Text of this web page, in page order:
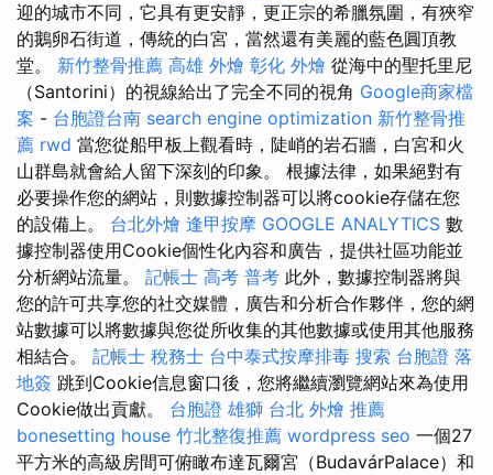
迎的城市不同，它具有更安靜，更正宗的希臘氛圍，有狹窄
的鵝卵石街道，傳統的白宮，當然還有美麗的藍色圓頂教
堂。 新竹整骨推薦 高雄 外燴 彰化 外燴 從海中的聖托里尼
（Santorini）的視線給出了完全不同的視角 Google商家檔
案 - 台胞證台南 search engine optimization 新竹整骨推
薦 rwd 當您從船甲板上觀看時，陡峭的岩石牆，白宮和火
山群島就會給人留下深刻的印象。 根據法律，如果絕對有
必要操作您的網站，則數據控制器可以將cookie存儲在您
的設備上。 台北外燴 逢甲按摩 GOOGLE ANALYTICS 數
據控制器使用Cookie個性化內容和廣告，提供社區功能並
分析網站流量。 記帳士 高考 普考 此外，數據控制器將與
您的許可共享您的社交媒體，廣告和分析合作夥伴，您的網
站數據可以將數據與您從所收集的其他數據或使用其他服務
相結合。 記帳士 稅務士 台中泰式按摩排毒 搜索 台胞證 落
地簽 跳到Cookie信息窗口後，您將繼續瀏覽網站來為使用
Cookie做出貢獻。 台胞證 雄獅 台北 外燴 推薦
bonesetting house 竹北整復推薦 wordpress seo 一個27
平方米的高級房間可俯瞰布達瓦爾宮（BudavárPalace）和